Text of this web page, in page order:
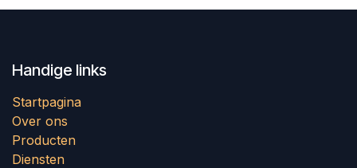
Handige links
Startpagina
Over ons
Producten
Diensten